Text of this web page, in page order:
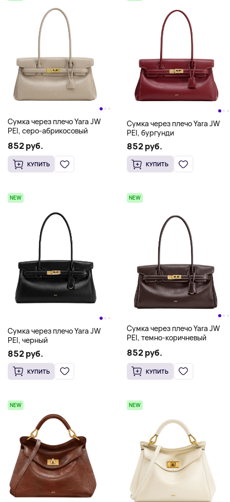
Сумка через плечо Yara JW
PEI, серо-абрикосовый
852 руб.
КУПИТЬ
Сумка через плечо Yara JW
PEI, бургунди
852 руб.
КУПИТЬ
NEW
Сумка через плечо Yara JW
PEI, черный
852 руб.
КУПИТЬ
NEW
Сумка через плечо Yara JW
PEI, темно-коричневый
852 руб.
КУПИТЬ
NEW NEW